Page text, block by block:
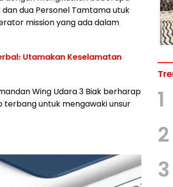
dua Personel Tamtama utuk
mission yang ada dalam
Utamakan Keselamatan
Wing Udara 3 Biak berharap
terbang untuk mengawaki unsur
1
2
3